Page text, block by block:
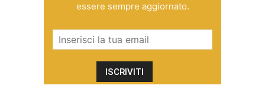
essere sempre aggiornato.